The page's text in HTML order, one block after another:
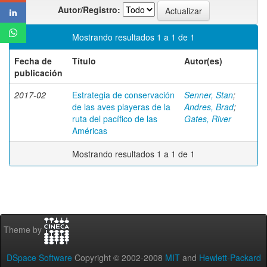
Autor/Registro:
Mostrando resultados 1 a 1 de 1
Fecha de
publicación
Título Autor(es)
2017-02
Estrategia de conservación
de las aves playeras de la
ruta del pacífico de las
Américas
Senner, Stan;
Andres, Brad;
Gates, River
Mostrando resultados 1 a 1 de 1
Theme by
DSpace Software Copyright © 2002-2008 MIT and Hewlett-Packard